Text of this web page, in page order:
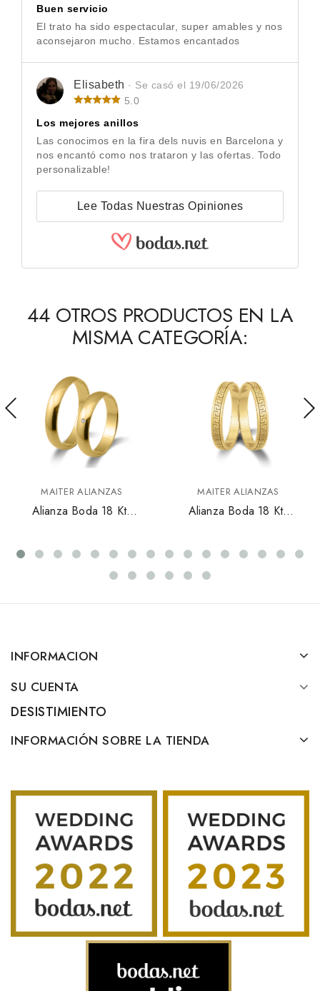
Buen servicio
El trato ha sido espectacular, super amables y nos
aconsejaron mucho. Estamos encantados
Elisabeth · Se casó el 19/06/2026
5.0
Los mejores anillos
Las conocimos en la fira dels nuvis en Barcelona y
nos encantó como nos trataron y las ofertas. Todo
personalizable!
Lee Todas Nuestras Opiniones
44 OTROS PRODUCTOS EN LA
MISMA CATEGORÍA:
MAITER ALIANZAS
Alianza Boda 18 Kts
MAITER ALIANZAS
Alianza Boda 18 Kts
INFORMACION
SU CUENTA
DESISTIMIENTO
INFORMACIÓN SOBRE LA TIENDA